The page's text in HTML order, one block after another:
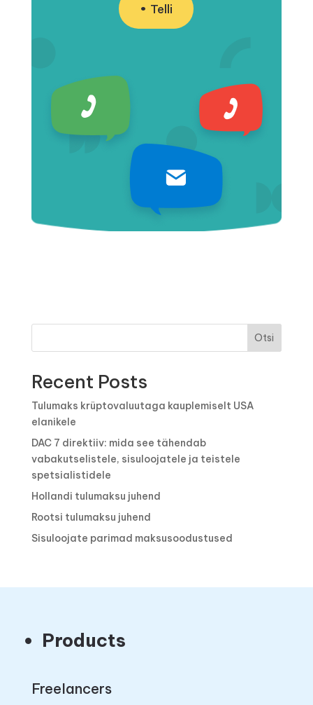
Telli
Otsi
Recent Posts
Tulumaks krüptovaluutaga kauplemiselt USA
elanikele
DAC 7 direktiiv: mida see tähendab
vabakutselistele, sisuloojatele ja teistele
spetsialistidele
Hollandi tulumaksu juhend
Rootsi tulumaksu juhend
Sisuloojate parimad maksusoodustused
Products
Freelancers